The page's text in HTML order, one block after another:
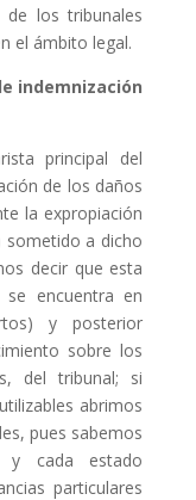
de los tribunales
el ámbito legal.
indemnización
principal del
de los daños
la expropiación
sometido a dicho
decir que esta
encuentra en
y posterior
sobre los
del tribunal; si
abrimos
pues sabemos
y cada estado
particulares